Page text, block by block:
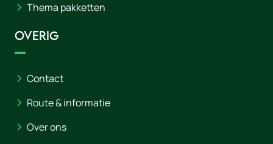
Thema pakketten
Overig
Contact
Route & informatie
Over ons